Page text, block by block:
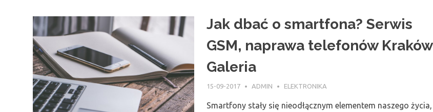
Jak dbać o smartfona? Serwis
GSM, naprawa telefonów Kraków
Galeria
15-09-2017 ADMIN ELEKTRONIKA
Smartfony stały się nieodłącznym elementem naszego życia,